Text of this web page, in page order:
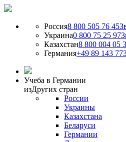
Россия8 800 505 76 45
Украина0 800 75 25 97
Казахстан8 800 004 05
Германия+49 89 143
Учеба в Германии
изДругих стран
России
Украины
Казахстана
Беларуси
Германии